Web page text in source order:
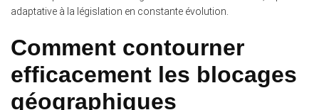
adaptative à la législation en constante évolution.
Comment contourner
efficacement les blocages
géographiques